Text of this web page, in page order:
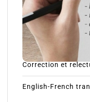
Correction et
English-French